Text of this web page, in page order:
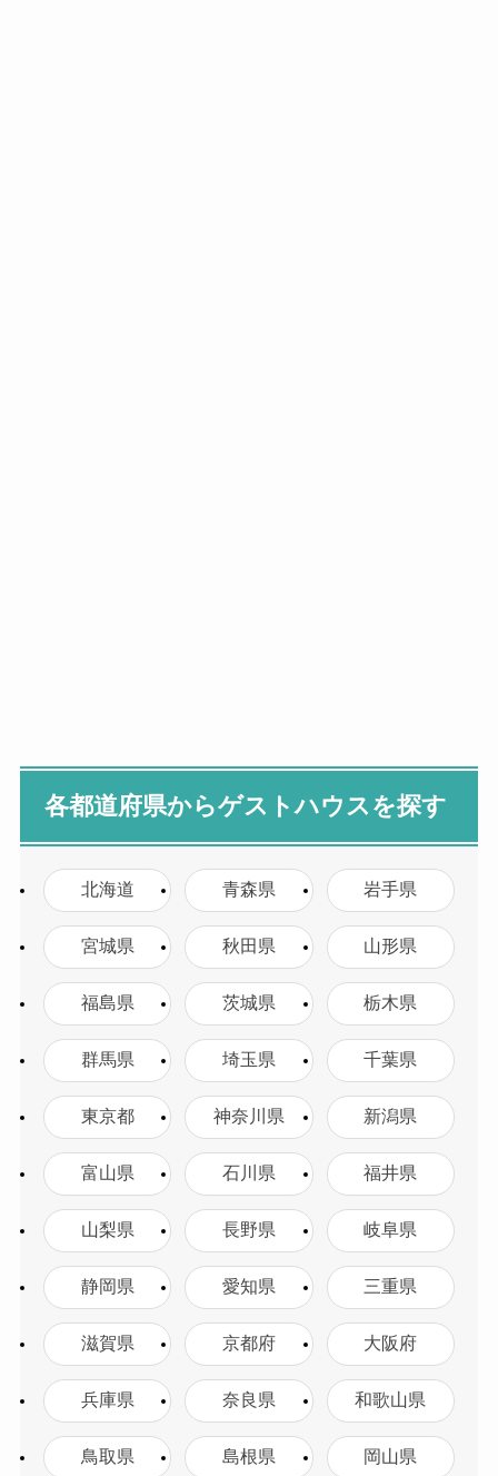
各都道府県からゲストハウスを探す
北海道 青森県 岩手県
宮城県 秋田県 山形県
福島県 茨城県 栃木県
群馬県 埼玉県 千葉県
東京都 神奈川県 新潟県
富山県 石川県 福井県
山梨県 長野県 岐阜県
静岡県 愛知県 三重県
滋賀県 京都府 大阪府
兵庫県 奈良県 和歌山県
鳥取県 島根県 岡山県